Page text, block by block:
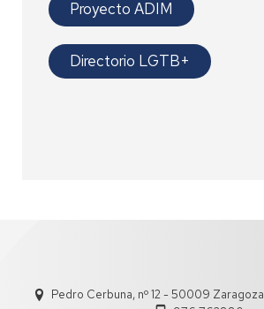
Proyecto ADIM
Directorio LGTB+
Pedro Cerbuna, nº 12 - 50009 Zaragoza